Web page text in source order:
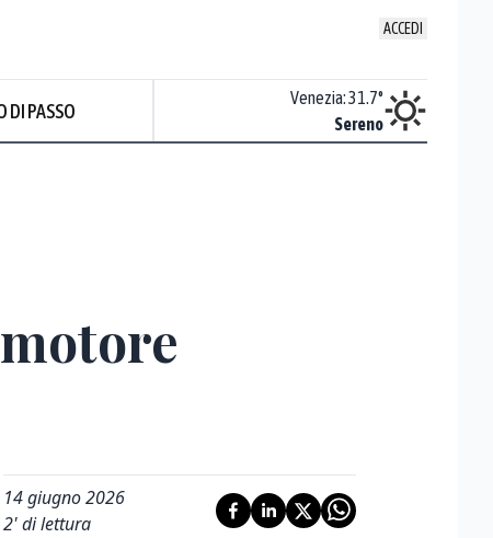
ACCEDI
DI PASSO
soleggiato
Venezia:31.7°
Sereno
14 giugno 2026
2' di lettura